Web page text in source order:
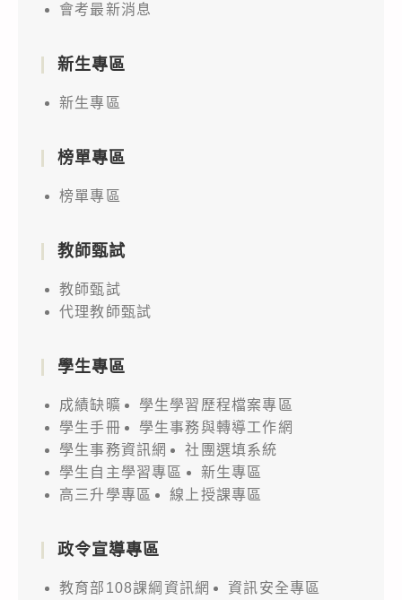
會考最新消息
新生專區
新生專區
榜單專區
榜單專區
教師甄試
教師甄試
代理教師甄試
學生專區
成績缺曠
學生學習歷程檔案專區
學生手冊
學生事務與轉導工作網
學生事務資訊網
社團選填系統
學生自主學習專區
新生專區
高三升學專區
線上授課專區
政令宣導專區
教育部108課綱資訊網 資訊安全專區